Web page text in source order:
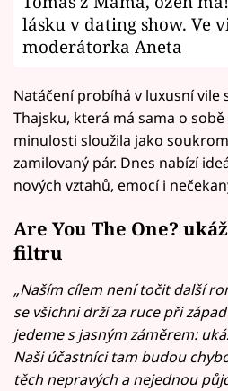
lásku v dating show. Ve
moderátorka Aneta
Natáčení probíhá v luxusní vile
Thajsku, která má sama o
minulosti sloužila jako
zamilovaný pár. Dnes nabízí
nových vztahů, emocí i
Are You The One?
filtru
„Naším cílem není točit další
se všichni drží za ruce při
jedeme s jasným záměrem:
Naši účastníci tam budou
těch nepravých a nejednou